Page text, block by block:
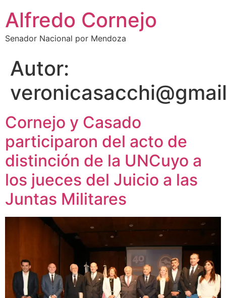
Alfredo Cornejo
Senador Nacional por Mendoza
Autor:
Cornejo y Casado
participaron del acto de
distinción de la UNCuyo a
los jueces del Juicio a las
Juntas Militares